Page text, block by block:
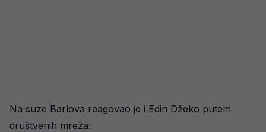
Na suze Barlova reagovao je i Edin Džeko putem
društvenih mreža: